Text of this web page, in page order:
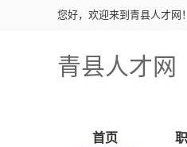
您好，欢迎来到青县人才网！
青县人才网
首页